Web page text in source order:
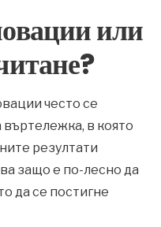
или
често се
в която
резултати
защо е по-лесно да
да се постигне